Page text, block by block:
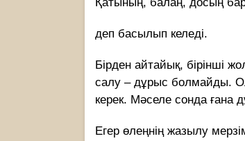
деп басылып келеді.
Бірден айтайық, бірінші
салу – дұрыс болмайды.
керек. Мәселе сонда ғана
Егер өлеңнің жазылу